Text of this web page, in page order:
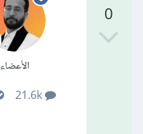
0
الأعضاء